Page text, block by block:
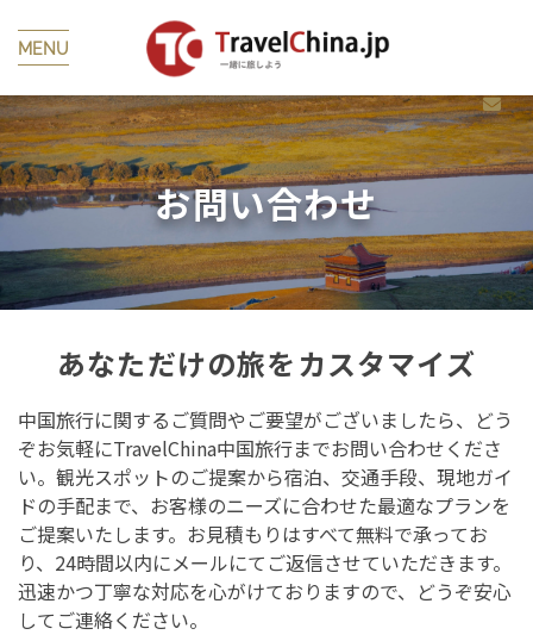
MENU
お問い合わせ
あなただけの旅をカスタマイズ
中国旅行に関するご質問やご要望がございましたら、どう
ぞお気軽にTravelChina中国旅行までお問い合わせくださ
い。観光スポットのご提案から宿泊、交通手段、現地ガイ
ドの手配まで、お客様のニーズに合わせた最適なプランを
ご提案いたします。お見積もりはすべて無料で承ってお
り、24時間以内にメールにてご返信させていただきます。
迅速かつ丁寧な対応を心がけておりますので、どうぞ安心
してご連絡ください。